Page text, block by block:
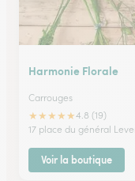
Harmonie Florale
Carrouges
★★★★★4.8 (19)
17 place du général
Voir la boutique